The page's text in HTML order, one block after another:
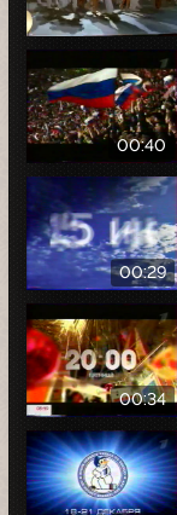
00:40
00:29
00:34